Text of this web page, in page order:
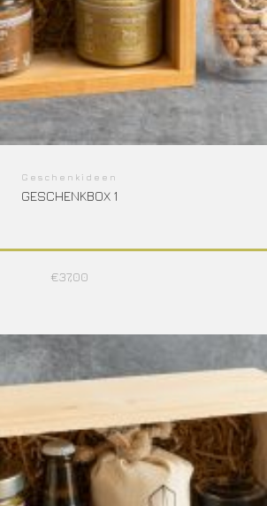
Geschenkideen
GESCHENKBOX 1
€37,00